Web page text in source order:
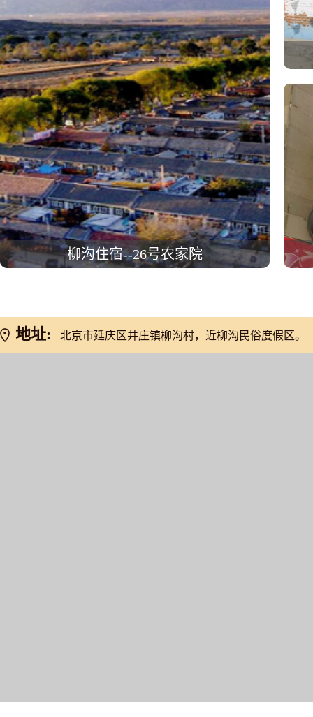
柳沟住宿--26号农家院
地址: 北京市延庆区井庄镇柳沟村，近柳沟民俗度假区。